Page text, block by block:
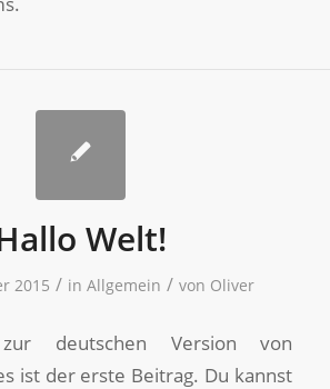
Welt!
2015 / inAllgemein / von Oliver
deutschen Version von
ist der erste Beitrag. Du kannst